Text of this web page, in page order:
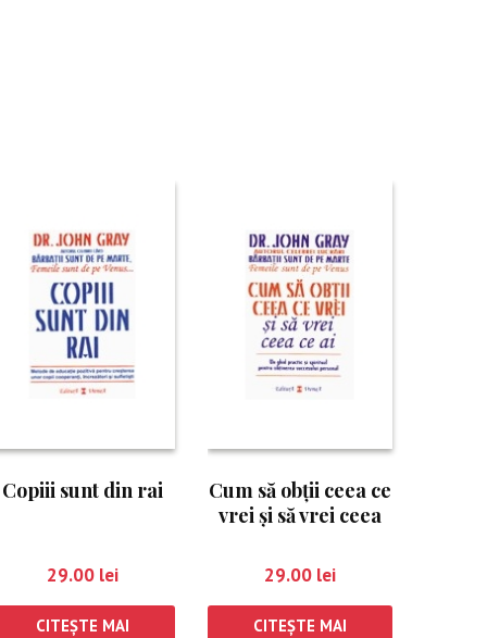
Copiii sunt din rai
29.00 lei
CITEȘTE MAI
Cum să obţii ceea ce
vrei şi să vrei ceea
29.00 lei
CITEȘTE MAI